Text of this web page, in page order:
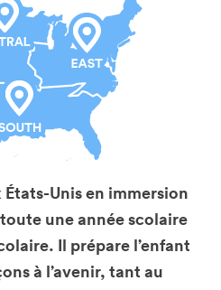
Unis en immersion
une année scolaire
Il prépare l’enfant
à l’avenir, tant au